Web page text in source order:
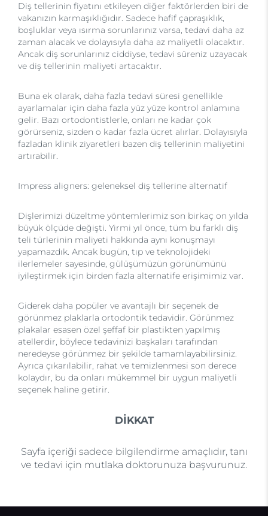
Diş tellerinin fiyatını etkileyen diğer faktörlerden biri de
vakanızın karmaşıklığıdır. Sadece hafif çapraşıklık,
boşluklar veya ısırma sorunlarınız varsa, tedavi daha az
zaman alacak ve dolayısıyla daha az maliyetli olacaktır.
Ancak diş sorunlarınız ciddiyse, tedavi süreniz uzayacak
ve diş tellerinin maliyeti artacaktır.
Buna ek olarak, daha fazla tedavi süresi genellikle
ayarlamalar için daha fazla yüz yüze kontrol anlamına
gelir. Bazı ortodontistlerle, onları ne kadar çok
görürseniz, sizden o kadar fazla ücret alırlar. Dolayısıyla
fazladan klinik ziyaretleri bazen diş tellerinin maliyetini
artırabilir.
Impress aligners: geleneksel diş tellerine alternatif
Dişlerimizi düzeltme yöntemlerimiz son birkaç on yılda
büyük ölçüde değişti. Yirmi yıl önce, tüm bu farklı diş
teli türlerinin maliyeti hakkında aynı konuşmayı
yapamazdık. Ancak bugün, tıp ve teknolojideki
ilerlemeler sayesinde, gülüşümüzün görünümünü
iyileştirmek için birden fazla alternatife erişimimiz var.
Giderek daha popüler ve avantajlı bir seçenek de
görünmez plaklarla ortodontik tedavidir. Görünmez
plakalar esasen özel şeffaf bir plastikten yapılmış
atellerdir, böylece tedavinizi başkaları tarafından
neredeyse görünmez bir şekilde tamamlayabilirsiniz.
Ayrıca çıkarılabilir, rahat ve temizlenmesi son derece
kolaydır, bu da onları mükemmel bir uygun maliyetli
seçenek haline getirir.
DİKKAT
Sayfa içeriği sadece bilgilendirme amaçlıdır, tanı
ve tedavi için mutlaka doktorunuza başvurunuz.